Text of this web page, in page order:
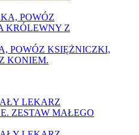
POWÓZ KSIĘŻNICZKI,
KONIEM.